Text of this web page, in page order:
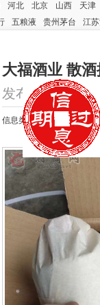
河北 北京 山西
天津
五粮液 贵州茅台 江
大福酒业 散
发布时间：
信息类型：供应